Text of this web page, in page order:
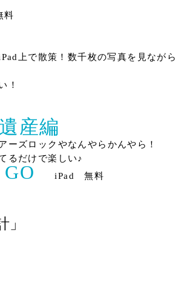
料
上で散策！数千枚の写真を見ながら
！
産編
ーズロックやなんやらかんやら！
るだけで楽しい♪
iPad 無料
」